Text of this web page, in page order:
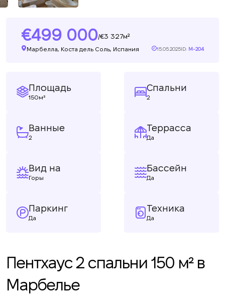
499 000/ 3 327м²
Марбелла, Коста дель Соль, Испания 15.05.2025ID: M-204
Площадь
150м²
Спальни
2
Ванные
2
Террасса
Да
Вид на
Горы
Бассейн
Да
Паркинг
Да
Техника
Да
Пентхаус 2 спальни 150 м² в
Марбелье